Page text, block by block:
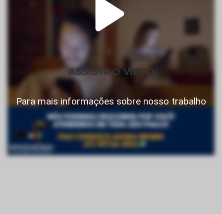
ASSISTA O VIDEO
Para mais informações sobre nosso trabalho